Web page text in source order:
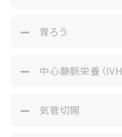
胃ろう
中心静脈栄養（IVH
気管切開